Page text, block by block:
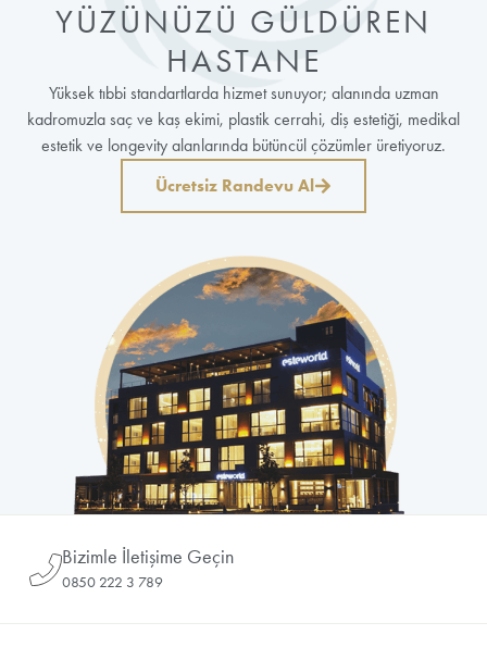
YÜZÜNÜZÜ GÜLDÜREN
HASTANE
Yüksek tıbbi standartlarda hizmet sunuyor; alanında uzman
kadromuzla saç ve kaş ekimi, plastik cerrahi, diş estetiği, medikal
estetik ve longevity alanlarında bütüncül çözümler üretiyoruz.
Ücretsiz Randevu Al
Bizimle İletişime Geçin
0850 222 3 789